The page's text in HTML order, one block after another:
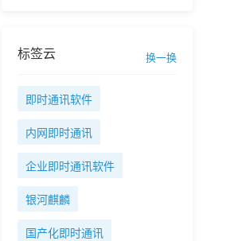
标签云 换一换
即时通讯软件
内网即时通讯
企业即时通讯软件
银河麒麟
国产化即时通讯